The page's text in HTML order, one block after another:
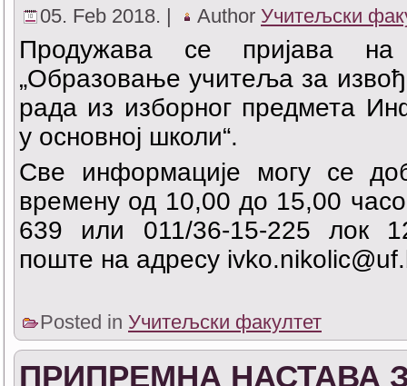
05. Feb 2018. | Author Учитељски
Продужава се пријава
„Образовање учитеља за
рада из изборног предмета
у основној школи“.
Све информације могу се
времену од 10,00 до 15,00
639 или 011/36-15-225 лок
поште на адресу
Posted in Учитељски факултет
ПРИПРЕМНА НАСТАВА